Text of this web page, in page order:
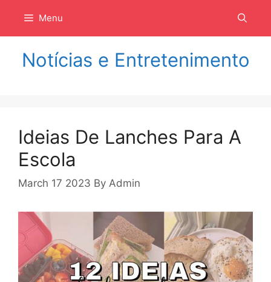
isi
Menu
Notícias e Entretenimento
Ideias De Lanches Para A
Escola
March 17 2023 By Admin